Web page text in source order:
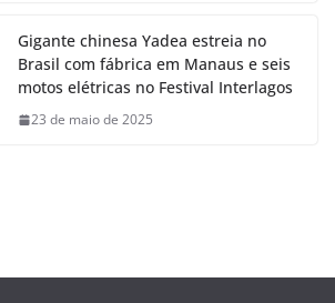
Gigante chinesa Yadea estreia no
Brasil com fábrica em Manaus e seis
motos elétricas no Festival Interlagos
23 de maio de 2025